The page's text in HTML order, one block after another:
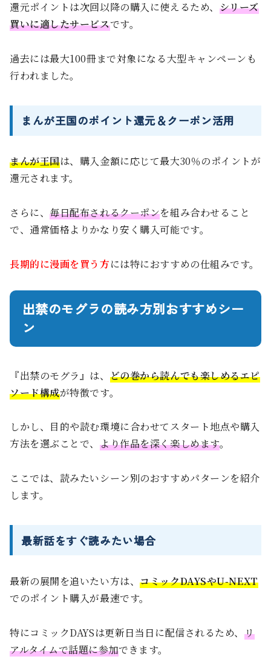
還元ポイントは次回以降の購入に使えるため、 シリーズ
買いに適したサービスです。
過去には最大100冊まで対象になる大型キャンペーンも
行われました。
まんが王国のポイント還元＆クーポン活用
まんが王国は、購入金額に応じて最大30％のポイントが
還元されます。
さらに、毎日配布されるクーポンを組み合わせること
で、通常価格よりかなり安く購入可能です。
長期的に漫画を買う方には特におすすめの仕組みです。
出禁のモグラの読み方別おすすめシー
ン
『出禁のモグラ』は、 どの巻から読んでも楽しめるエピ
ソード構成が特徴です。
しかし、目的や読む環境に合わせてスタート地点や購入
方法を選ぶことで、より作品を深く楽しめます。
ここでは、読みたいシーン別のおすすめパターンを紹介
します。
最新話をすぐ読みたい場合
最新の展開を追いたい方は、コミックDAYSやU-NEXT
でのポイント購入が最速です。
特にコミックDAYSは更新日当日に配信されるため、 リ
アルタイムで話題に参加できます。